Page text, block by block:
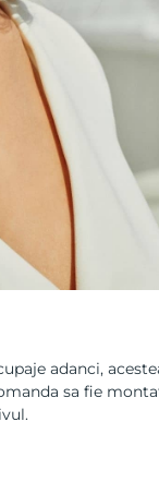
adanci,
sa fie